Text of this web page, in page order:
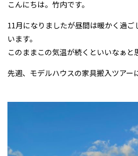
こんにちは。竹内です。
11月になりましたが昼間は暖かく過ご
います。
このままこの気温が続くといいなぁと
先週、モデルハウスの家具搬入ツアー